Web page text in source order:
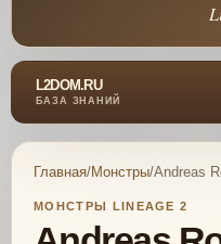
L2DOM.RU
БАЗА ЗНАНИЙ
Главная/Монстры/Andreas
МОНСТРЫ LINEAGE 2